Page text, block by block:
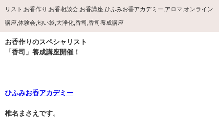
リスト ,お香作り ,お香相談会,お香講座,ひふみお香アカデミー,アロマ,オンライン
講座,体験会,匂い袋,大浄化,香司 ,香司養成講座
お香作りのスペシャリスト
「香司」養成講座開催！
ひふみお香アカデミー
椎名まさえです。